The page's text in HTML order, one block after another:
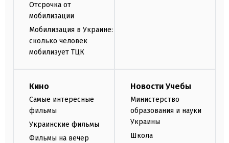
Отсрочка от
мобилизации
Мобилизация в Украине:
сколько человек
мобилизует ТЦК
Кино
Самые интересные
фильмы
Украинские фильмы
Фильмы на вечер
Новости Учебы
Министерство
образования и науки
Украины
Школа